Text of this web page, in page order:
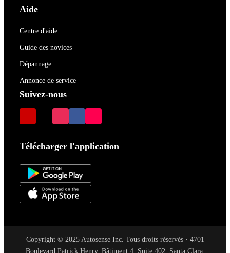
Aide
Centre d'aide
Guide des novices
Dépannage
Annonce de service
Suivez-nous
Télécharger l'application
Copyright © 2025 Autosense Inc. Tous droits réservés · 4701
Boulevard Patrick Henry, Bâtiment 4, Suite 402, Santa Clara,